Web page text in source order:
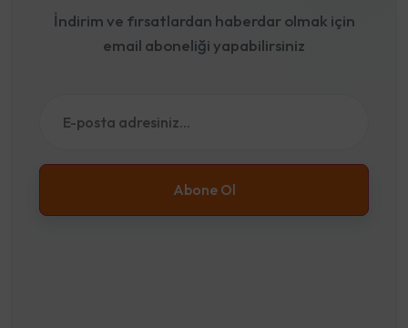
İndirim ve fırsatlardan haberdar olmak için
email aboneliği yapabilirsiniz
Abone Ol